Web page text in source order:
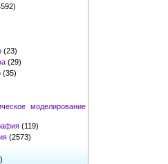
(23)
(29)
(35)
моделирование
(119)
(2573)